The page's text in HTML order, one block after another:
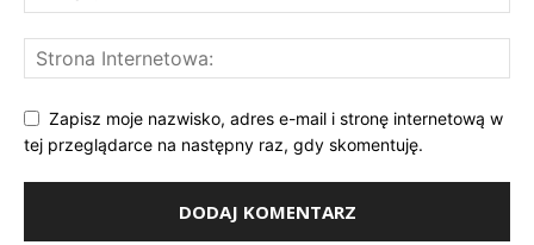
Zapisz moje nazwisko, adres e-mail i stronę internetową w
tej przeglądarce na następny raz, gdy skomentuję.